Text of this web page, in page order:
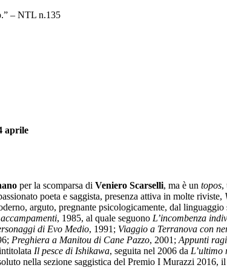
– NTL n.135
aprile
per la scomparsa di Veniero Scarselli, ma è un topos,
poeta e saggista, presenza attiva in molte riviste,
arguto, pregnante psicologicamente, dal
, 1985, al quale seguono L’incombenza
di Evo Medio, 1991; Viaggio a Terranova con
Preghiera a Manitou di Cane Pazzo, 2001; Appunti
Il pesce di Ishikawa, seguita nel 2006 da L’ultimo
nella sezione saggistica del Premio I Murazzi 2016,